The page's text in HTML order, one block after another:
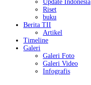
Update Indonesia
Riset
buku
Berita TII
Artikel
Timeline
Galeri
Galeri Foto
Galeri Video
Infografis